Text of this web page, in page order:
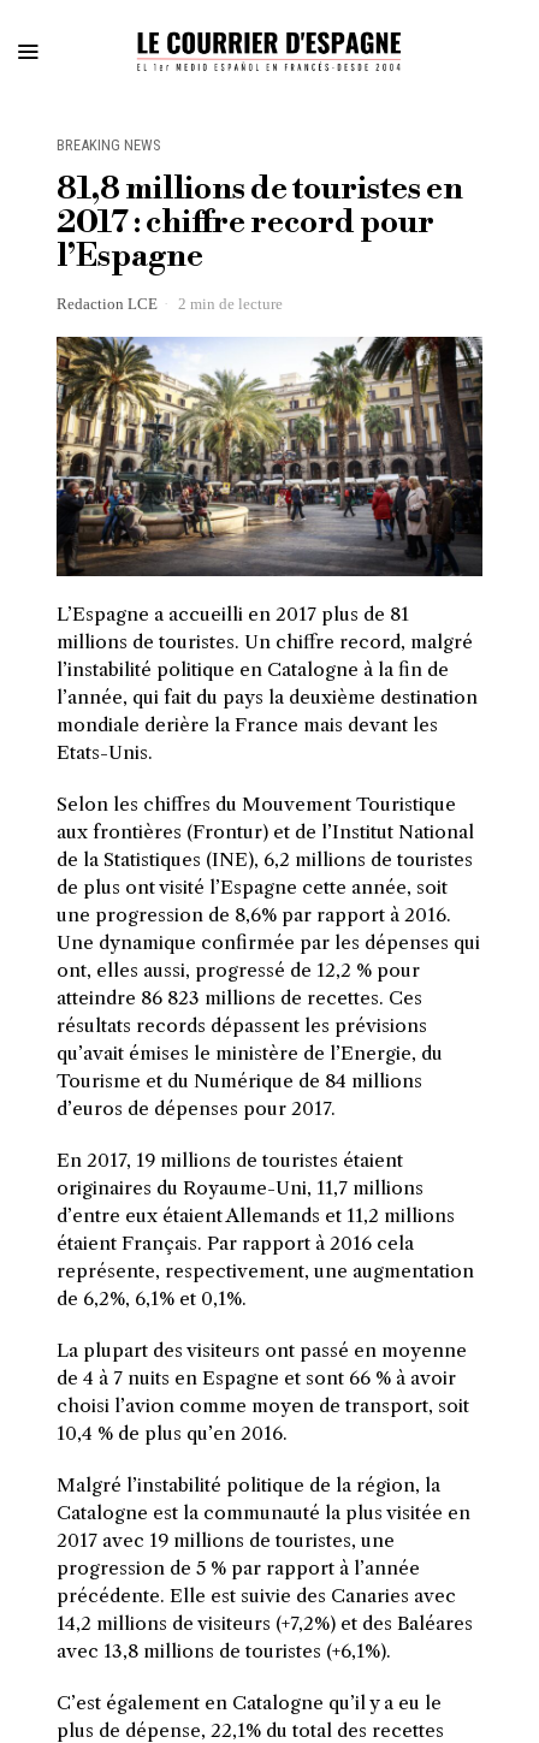
BREAKING NEWS
81,8 millions de touristes en
2017 : chiffre record pour
l’Espagne
Redaction LCE 2 min de lecture
L’Espagne a accueilli en 2017 plus de 81
millions de touristes. Un chiffre record, malgré
l’instabilité politique en Catalogne à la fin de
l’année, qui fait du pays la deuxième destination
mondiale derière la France mais devant les
Etats-Unis.
Selon les chiffres du Mouvement Touristique
aux frontières (Frontur) et de l’Institut National
de la Statistiques (INE), 6,2 millions de touristes
de plus ont visité l’Espagne cette année, soit
une progression de 8,6% par rapport à 2016.
Une dynamique confirmée par les dépenses qui
ont, elles aussi, progressé de 12,2 % pour
atteindre 86 823 millions de recettes. Ces
résultats records dépassent les prévisions
qu’avait émises le ministère de l’Energie, du
Tourisme et du Numérique de 84 millions
d’euros de dépenses pour 2017.
En 2017, 19 millions de touristes étaient
originaires du Royaume-Uni, 11,7 millions
d’entre eux étaient Allemands et 11,2 millions
étaient Français. Par rapport à 2016 cela
représente, respectivement, une augmentation
de 6,2%, 6,1% et 0,1%.
La plupart des visiteurs ont passé en moyenne
de 4 à 7 nuits en Espagne et sont 66 % à avoir
choisi l’avion comme moyen de transport, soit
10,4 % de plus qu’en 2016.
Malgré l’instabilité politique de la région, la
Catalogne est la communauté la plus visitée en
2017 avec 19 millions de touristes, une
progression de 5 % par rapport à l’année
précédente. Elle est suivie des Canaries avec
14,2 millions de visiteurs (+7,2%) et des Baléares
avec 13,8 millions de touristes (+6,1%).
C’est également en Catalogne qu’il y a eu le
plus de dépense, 22,1% du total des recettes